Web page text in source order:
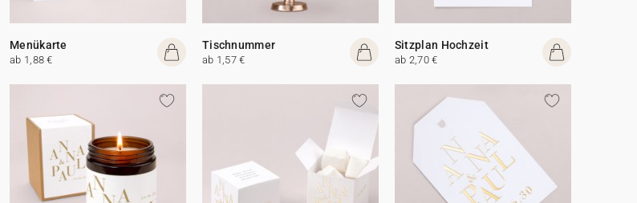
Menükarte
ab 1,88 €
Tischnummer
ab 1,57 €
Sitzplan Hochzeit
ab 2,70 €